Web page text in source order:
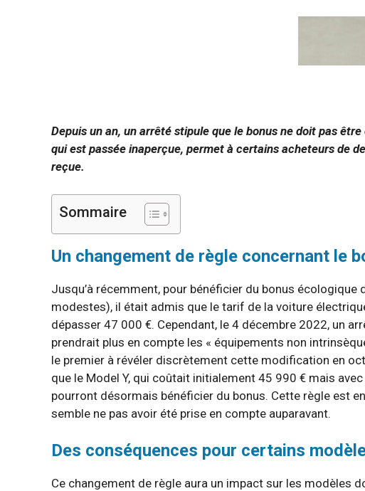
Depuis un an, un arrêté stipule que le bonus ne doit pas
qui est passée inaperçue, permet à certains acheteurs de
reçue.
Sommaire
Un changement de règle concernant le
Jusqu’à récemment, pour bénéficier du bonus écologique
modestes), il était admis que le tarif de la voiture
dépasser 47 000 €. Cependant, le 4 décembre 2022, un
prendrait plus en compte les « équipements non
le premier à révéler discrètement cette modification en
que le Model Y, qui coûtait initialement 45 990 € mais
pourront désormais bénéficier du bonus. Cette règle est
semble ne pas avoir été prise en compte auparavant.
Des conséquences pour certains
Ce changement de règle aura un impact sur les modèles